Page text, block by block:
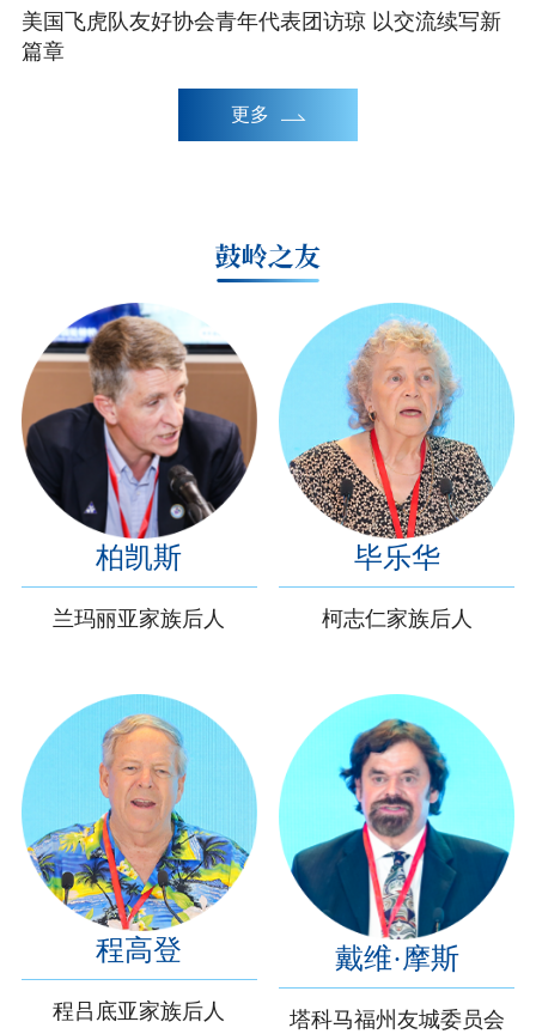
美国飞虎队友好协会青年代表团访琼 以交流续写新
篇章
更多
柏凯斯
兰玛丽亚家族后人
毕乐华
柯志仁家族后人
程高登
程吕底亚家族后人
戴维·摩斯
塔科马福州友城委员会